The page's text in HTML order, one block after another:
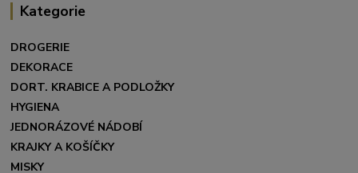
Kategorie
DROGERIE
DEKORACE
DORT. KRABICE A PODLOŽKY
HYGIENA
JEDNORÁZOVÉ NÁDOBÍ
KRAJKY A KOŠÍČKY
MISKY